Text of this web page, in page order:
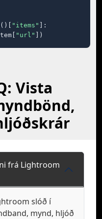
"items"
]:
"url" ])
Vista
frá Lightroom
slóð í
mynd, hljóð